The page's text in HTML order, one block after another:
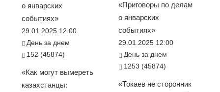
о январских
событиях»
29.01.2025 12:00
День за днем
152 (45874)
«Как могут вымереть
казахстанцы:
«Приговоры по делам
о январских
событиях»
29.01.2025 12:00
День за днем
1253 (45874)
«Токаев не сторонник